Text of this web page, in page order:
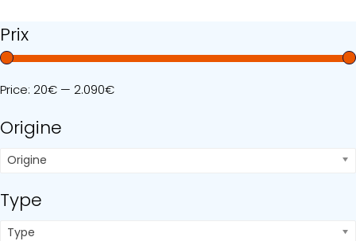
Prix
Price: 20€ — 2.090€
Origine
Origine
Type
Type